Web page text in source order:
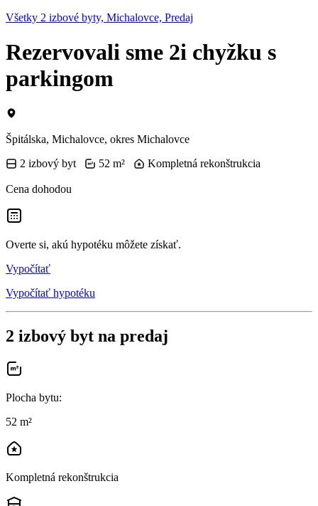
Všetky 2 izbové byty, Michalovce, Predaj
Rezervovali sme 2i chyžku s
parkingom
Špitálska, Michalovce, okres Michalovce
2 izbový byt
52 m² Kompletná rekonštrukcia
Cena dohodou
Overte si, akú hypotéku môžete získať.
Vypočítať
Vypočítať hypotéku
2 izbový byt na predaj
Plocha bytu:
52 m²
Kompletná rekonštrukcia